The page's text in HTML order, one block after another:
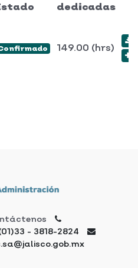
dedicadas
149.00 (hrs)
- 3818-2824